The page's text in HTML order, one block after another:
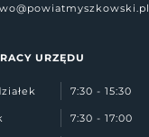
URZĘDU
7:30 - 15:30
7:30 - 17:00